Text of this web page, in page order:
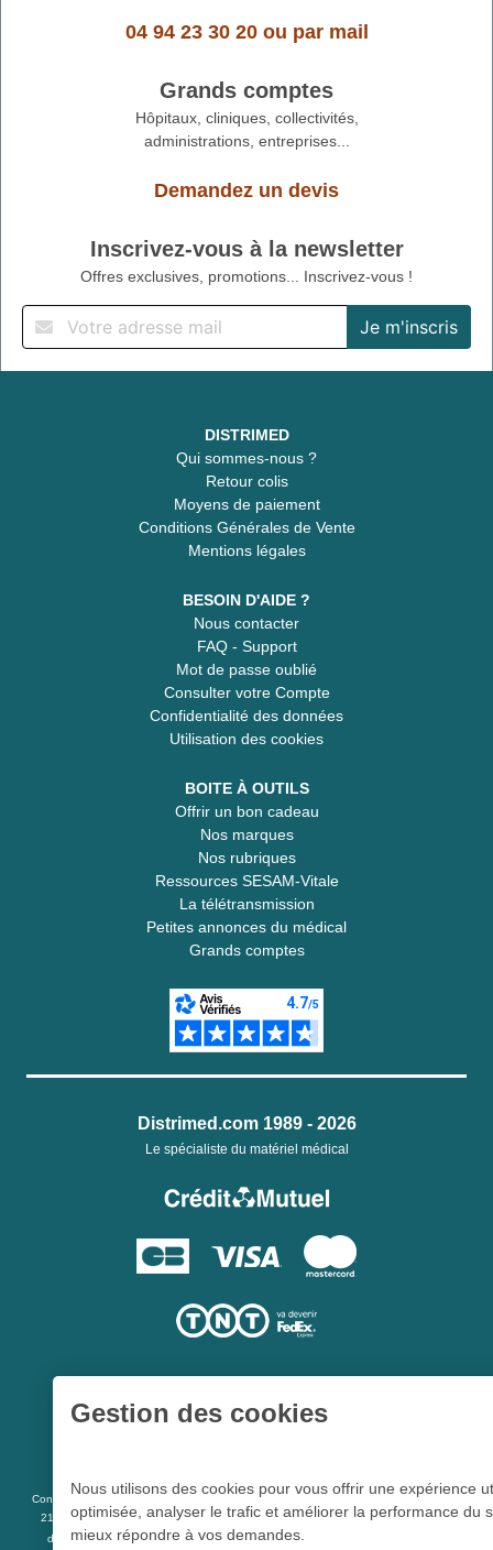
04 94 23 30 20ou par mail
Grands comptes
Hôpitaux, cliniques, collectivités,
administrations, entreprises...
Demandez un devis
Inscrivez-vous à la newsletter
Offres exclusives, promotions... Inscrivez-vous !
DISTRIMED
Qui sommes-nous ?
Retour colis
Moyens de paiement
Conditions Générales de Vente
Mentions légales
BESOIN D'AIDE ?
Nous contacter
FAQ - Support
Mot de passe oublié
Consulter votre Compte
Confidentialité des données
Utilisation des cookies
BOITE À OUTILS
Offrir un bon cadeau
Nos marques
Nos rubriques
Ressources SESAM-Vitale
La télétransmission
Petites annonces du médical
Grands comptes
Distrimed.com 1989 - 2026
Le spécialiste du matériel médical
Conformément aux articles L 5213-3 du code de la santé publique et à l’arrêté du
21 décembre 2012 fixant la liste des dispositifs médicaux qui peuvent faire l’objet
d’une publicité auprès du public, et à l'articleR 5213-1
Gestion des cookies
Nous utilisons des cookies pour vous offrir une expérience
optimisée, analyser le trafic et améliorer la performance du
mieux répondre à vos demandes.